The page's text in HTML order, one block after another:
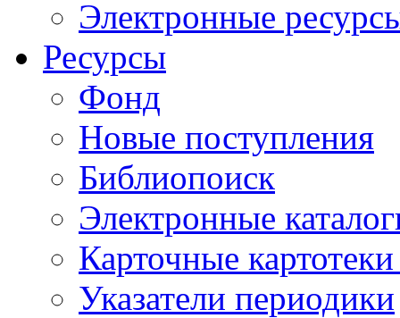
Электронные
Ресурсы
Фонд
Новые поступления
Библиопоиск
Электронные
Карточные
Указатели периодики